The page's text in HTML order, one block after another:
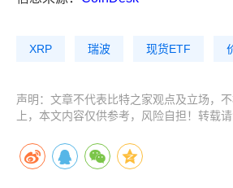
XRP 瑞波 现货ETF
声明：文章不代表比特之家观点及立场，
上，本文内容仅供参考，风险自担！转载